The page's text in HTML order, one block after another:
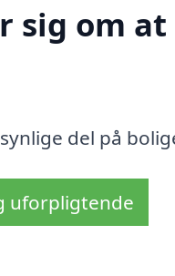
sig om
del på
uforpligtende